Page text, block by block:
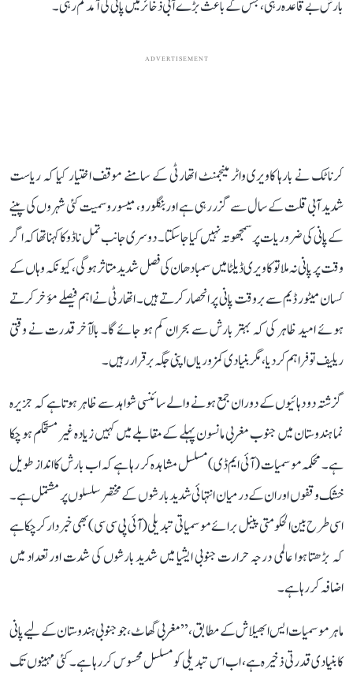
بارش بے قاعدہ رہی، جس کے باعث بڑے آبی ذخائر میں پانی کی آمد کم رہی۔
ADVERTISEMENT
کرناٹک نے بارہا کاویری واٹر مینجمنٹ اتھارٹی کے سامنے موقف اختیار کیا کہ ریاست
شدید آبی قلت کے سال سے گزر رہی ہے اور بنگلورو، میسورو سمیت کئی شہروں کی پینے
کے پانی کی ضروریات پر سمجھوتہ نہیں کیا جا سکتا۔ دوسری جانب تمل ناڈو کا کہنا تھا کہ اگر
وقت پر پانی نہ ملا تو کاویری ڈیلٹا میں سمبا دھان کی فصل شدید متاثر ہوگی، کیونکہ وہاں کے
کسان میٹور ڈیم سے بروقت پانی پر انحصار کرتے ہیں۔ اتھارٹی نے اہم فیصلے مؤخر کرتے
ہوئے امید ظاہر کی کہ بہتر بارش سے بحران کم ہو جائے گا۔ بالآخر قدرت نے وقتی
ریلیف تو فراہم کر دیا، مگر بنیادی کمزوریاں اپنی جگہ برقرار رہیں۔
گزشتہ دو دہائیوں کے دوران جمع ہونے والے سائنسی شواہد سے ظاہر ہوتا ہے کہ جزیرہ
نما ہندوستان میں جنوب مغربی مانسون پہلے کے مقابلے میں کہیں زیادہ غیر مستحکم ہو چکا
ہے۔ محکمہ موسمیات (آئی ایم ڈی) مسلسل مشاہدہ کر رہا ہے کہ اب بارش کا انداز طویل
خشک وقفوں اور ان کے درمیان انتہائی شدید بارشوں کے مختصر سلسلوں پر مشتمل ہے۔
اسی طرح بین الحکومتی پینل برائے موسمیاتی تبدیلی (آئی پی سی سی) بھی خبردار کر چکا ہے
کہ بڑھتا ہوا عالمی درجہ حرارت جنوبی ایشیا میں شدید بارشوں کی شدت اور تعداد میں
اضافہ کر رہا ہے۔
ماہر موسمیات ایس ابھیلاش کے مطابق، ’’مغربی گھاٹ، جو جنوبی ہندوستان کے لیے پانی
کا بنیادی قدرتی ذخیرہ ہے، اب اس تبدیلی کو مسلسل محسوس کر رہا ہے۔ کئی مہینوں تک